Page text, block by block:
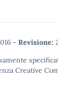
- Revisione:
Creative